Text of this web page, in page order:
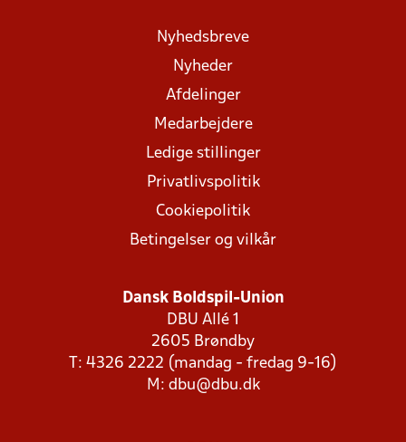
Nyhedsbreve
Nyheder
Afdelinger
Medarbejdere
Ledige stillinger
Privatlivspolitik
Cookiepolitik
Betingelser og vilkår
Dansk Boldspil-Union
DBU Allé 1
2605 Brøndby
T: 4326 2222 (mandag - fredag 9-16)
M: dbu@dbu.dk